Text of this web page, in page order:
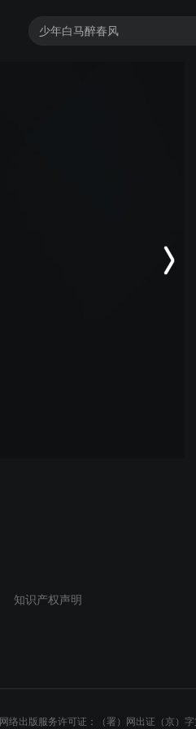
知识产权声明
网络出版服务许可证：（署）网出证（京）